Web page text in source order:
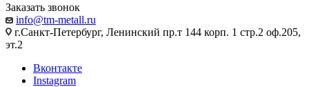
Заказать звонок
info@tm-metall.ru
г.Санкт-Петербург, Ленинский пр.т 144 корп. 1 стр.2 оф.205,
эт.2
Вконтакте
Instagram